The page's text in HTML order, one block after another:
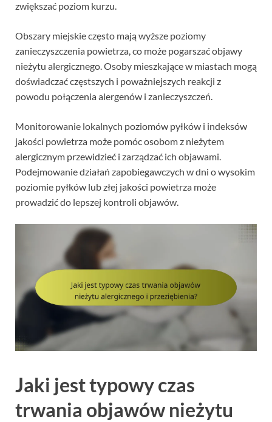
zwiększać poziom kurzu.
Obszary miejskie często mają wyższe poziomy
zanieczyszczenia powietrza, co może pogarszać objawy
nieżytu alergicznego. Osoby mieszkające w miastach mogą
doświadczać częstszych i poważniejszych reakcji z
powodu połączenia alergenów i zanieczyszczeń.
Monitorowanie lokalnych poziomów pyłków i indeksów
jakości powietrza może pomóc osobom z nieżytem
alergicznym przewidzieć i zarządzać ich objawami.
Podejmowanie działań zapobiegawczych w dni o wysokim
poziomie pyłków lub złej jakości powietrza może
prowadzić do lepszej kontroli objawów.
Jaki jest typowy czas
trwania objawów nieżytu